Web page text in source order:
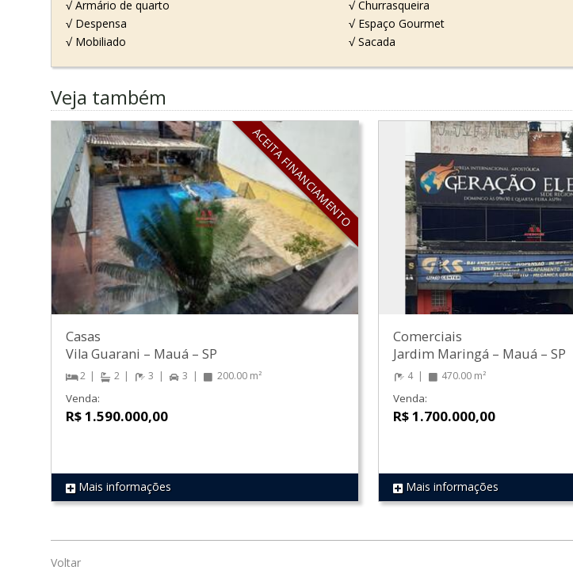
√ Armário de quarto
√ Churrasqueira
√ Despensa
√ Espaço Gourmet
√ Mobiliado
√ Sacada
Veja também
ACEITA FINANCIAMENTO
REF 117
Casas
Vila Guarani – Mauá – SP
2 2 3 3 200.00 m²
Venda:
R$ 1.590.000,00
Mais informações REF 135
Comerciais
Jardim Maringá – Mauá – SP
4 470.00 m²
Venda:
R$ 1.700.000,00
Mais informações
Voltar